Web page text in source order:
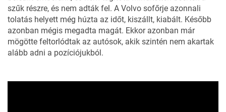
szűk részre, és nem adták fel. A Volvo sofőrje azonnali
tolatás helyett még húzta az időt, kiszállt, kiabált. Később
azonban mégis megadta magát. Ekkor azonban már
mögötte feltorlódtak az autósok, akik szintén nem akartak
alább adni a pozíciójukból.